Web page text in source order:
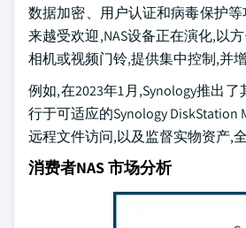
数据加密、用户认证和病毒保护
来越受欢迎,NAS设备正在演化,以
相机或视频门铃,提供集中控制,并
例如,在2023年1月,Synology推出
行于可适应的Synology
远程文件访问,以及监督实物资产,
消费者NAS 市场分析